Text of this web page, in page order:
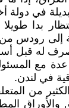
في دولة
بدا
إلى رودس
صرف له قبل
مع
في لندن.
من